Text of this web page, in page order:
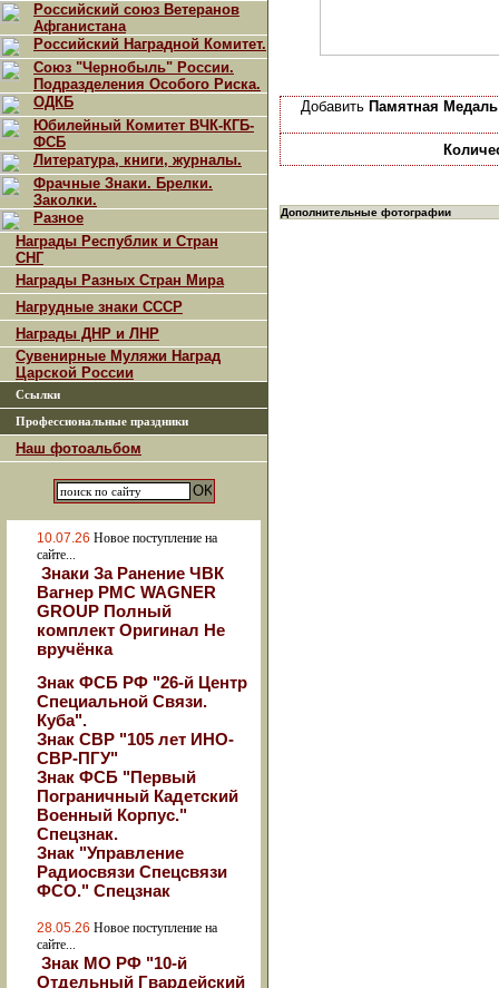
Российский союз Ветеранов
Афганистана
Российский Наградной Комитет.
Союз "Чернобыль" России.
Подразделения Особого Риска.
ОДКБ
Юбилейный Комитет ВЧК-КГБ-
ФСБ
Литература, книги, журналы.
Фрачные Знаки. Брелки.
Заколки.
Разное
Награды Республик и Стран
СНГ
Награды Разных Стран Мира
Нагрудные знаки СССР
Награды ДНР и ЛНР
Сувенирные Муляжи Наград
Царской России
Ссылки
Профессиональные праздники
Наш фотоальбом
10.07.26 Новое поступление на
сайте...
Знаки За Ранение ЧВК
Вагнер РМС WAGNER
GROUP Полный
комплект Оригинал Не
вручёнка
Знак ФСБ РФ "26-й Центр
Специальной Связи.
Куба".
Знак СВР "105 лет ИНО-
СВР-ПГУ"
Знак ФСБ "Первый
Пограничный Кадетский
Военный Корпус."
Спецзнак.
Знак "Управление
Радиосвязи Спецсвязи
ФСО." Спецзнак
28.05.26 Новое поступление на
сайте...
Знак МО РФ "10-й
Отдельный Гвардейский
Добавить Памятная
Дополнительные фотографии